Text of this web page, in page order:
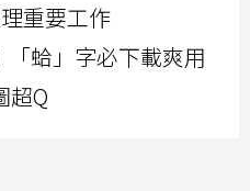
重要工作
「蛤」字必下載爽用
超Q